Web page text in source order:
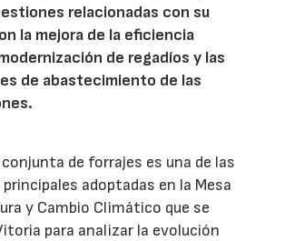
relacionadas con su
la mejora de la eficiencia
de regadíos y las
de abastecimiento de las
de forrajes es una de las
adoptadas en la Mesa
y Cambio Climático que se
para analizar la evolución